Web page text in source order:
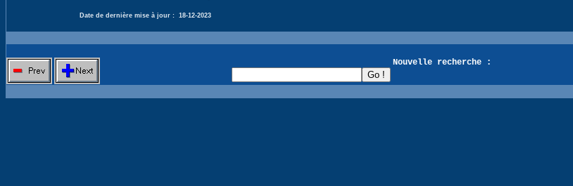
Date de dernière mise à jour : 18-12-2023
Nouvelle recherche :